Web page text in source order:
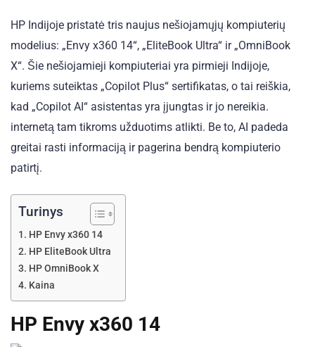
HP Indijoje pristatė tris naujus nešiojamųjų kompiuterių
modelius: „Envy x360 14“, „EliteBook Ultra“ ir „OmniBook
X“. Šie nešiojamieji kompiuteriai yra pirmieji Indijoje,
kuriems suteiktas „Copilot Plus“ sertifikatas, o tai reiškia,
kad „Copilot AI“ asistentas yra įjungtas ir jo nereikia.
internetą tam tikroms užduotims atlikti. Be to, AI padeda
greitai rasti informaciją ir pagerina bendrą kompiuterio
patirtį.
Turinys
HP Envy x360 14
HP EliteBook Ultra
HP OmniBook X
Kaina
HP Envy x360 14